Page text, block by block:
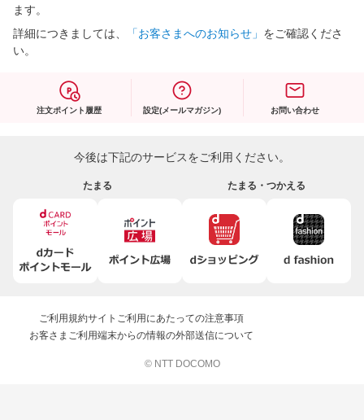
ます。
詳細につきましては、
「お客さまへのお知らせ」 をご確認くださ
い。
注文ポイント履歴 設定(メールマガジン) お問い合わせ
今後は下記のサービスをご利用ください。
たまる たまる・つかえる
ご利用規約サイトご利用にあたっての注意事項
お客さまご利用端末からの情報の外部送信について
© NTT DOCOMO